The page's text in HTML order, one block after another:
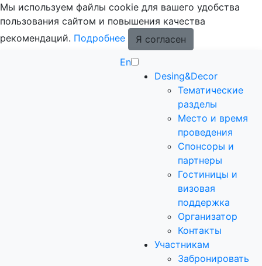
Мы используем файлы cookie для вашего удобства
пользования сайтом и повышения качества
рекомендаций. Подробнее
Я согласен
En
Desing&Decor
Тематические
разделы
Место и время
проведения
Спонсоры и
партнеры
Гостиницы и
визовая
поддержка
Организатор
Контакты
Участникам
Забронировать